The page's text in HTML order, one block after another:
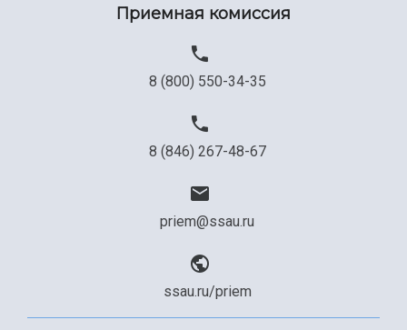
Приемная комиссия
8 (800) 550-34-35
8 (846) 267-48-67
priem@ssau.ru
ssau.ru/priem